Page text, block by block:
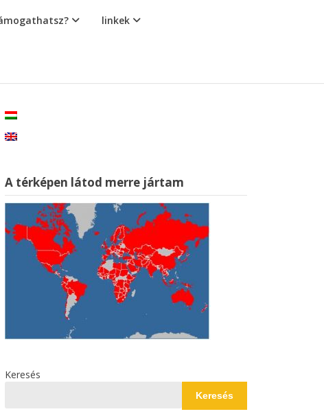
linkek
A térképen látod merre jártam
Keresés
Keresés